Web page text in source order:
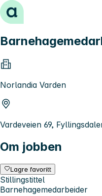
Hopp til innhold
Norlandia Varden
Vardeveien 69,
Om jobben
Lagre favoritt
Stillingstittel
Barnehagemedarbeider